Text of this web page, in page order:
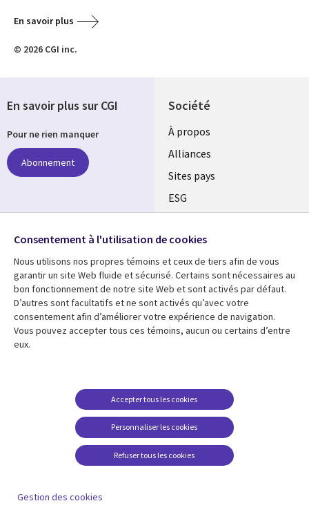
En savoir plus
© 2026 CGI inc.
Société
À propos
Alliances
Sites pays
ESG
Fusions
Salle de presse
Ressources
Articles
Études de cas
Baladodiffusions
Support
Restrictions et
conditions juridiques
Carrières FAQ
Centre de gestion des
En savoir plus sur CGI
Pour ne rien manquer
Abonnement
Suivez-nous
Social
Media
Global
FR
Consentement à l'utilisation de cookies
Nous utilisons nos propres témoins et ceux de tiers afin de vous
garantir un site Web fluide et sécurisé. Certains sont nécessaires au
bon fonctionnement de notre site Web et sont activés par défaut.
D’autres sont facultatifs et ne sont activés qu’avec votre
consentement afin d’améliorer votre expérience de navigation.
Vous pouvez accepter tous ces témoins, aucun ou certains d’entre
eux.
Personnaliser les cookies
Accepter tous les cookies
Refuser tous les cookies
Gestion des cookies